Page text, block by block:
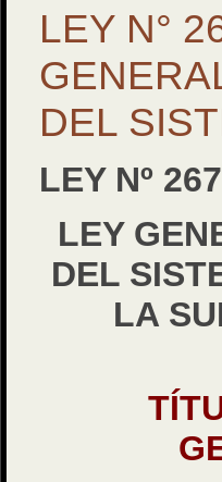
LEY N°
DEL
LEY Nº
LEY
DEL
LA